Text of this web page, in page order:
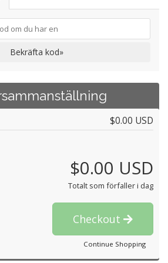
Bekräfta kod»
$0.00 USD
$0.00 USD
Totalt som förfaller i dag
Checkout
Continue Shopping